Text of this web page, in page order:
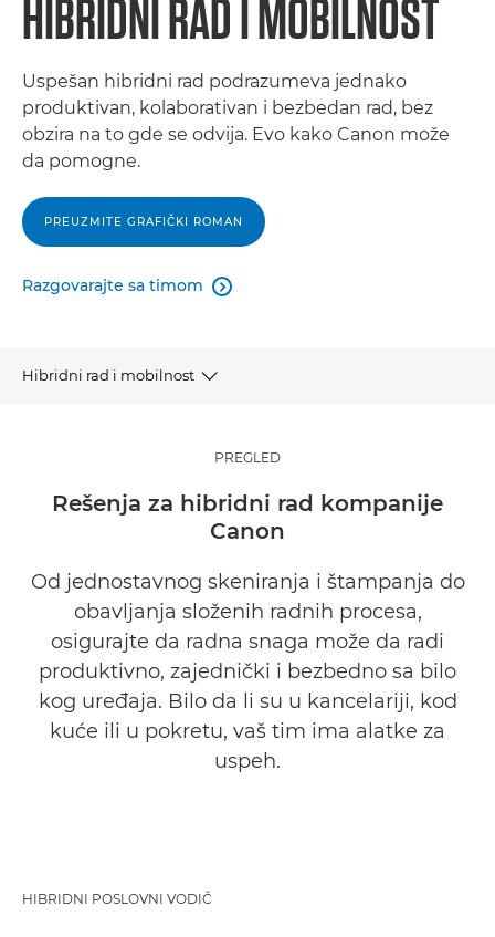
HIBRIDNI RAD I MOBILNOST
Uspešan hibridni rad podrazumeva jednako
produktivan, kolaborativan i bezbedan rad, bez
obzira na to gde se odvija. Evo kako Canon može
da pomogne.
PREUZMITE GRAFIČKI ROMAN
Razgovarajte sa timom 
Hibridni rad i mobilnost
Prednosti
Zašto kompanija Canon?
Zatražite informacije
PREGLED
Rešenja za hibridni rad kompanije
Canon
Od jednostavnog skeniranja i štampanja do
obavljanja složenih radnih procesa,
osigurajte da radna snaga može da radi
produktivno, zajednički i bezbedno sa bilo
kog uređaja. Bilo da li su u kancelariji, kod
kuće ili u pokretu, vaš tim ima alatke za
uspeh.
HIBRIDNI POSLOVNI VODIČ